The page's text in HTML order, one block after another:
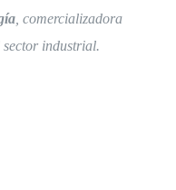
, comercializadora
industrial.